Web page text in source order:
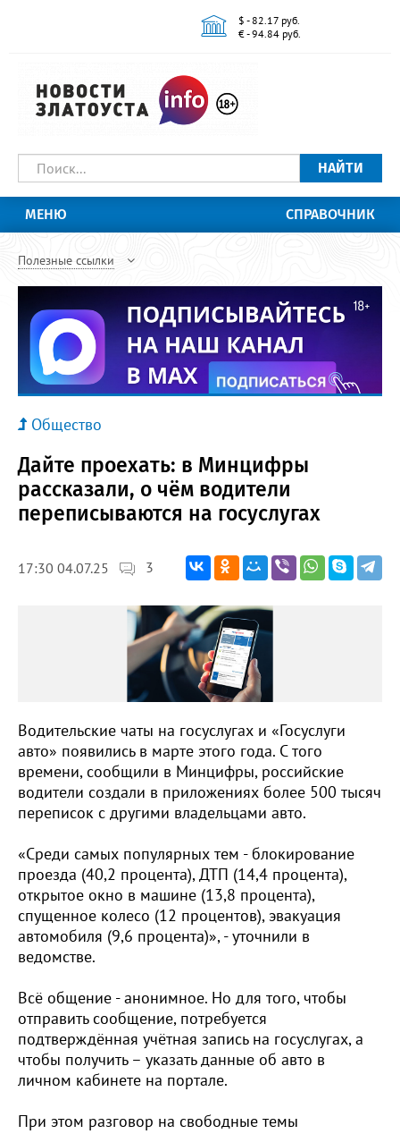
$ - 82.17 руб.
€ - 94.84 руб.
НАЙТИ
МЕНЮ СПРАВОЧНИК
Полезные ссылки
Общество
Дайте проехать: в Минцифры
рассказали, о чём водители
переписываются на госуслугах
17:30 04.07.25 3
Водительские чаты на госуслугах и «Госуслуги
авто» появились в марте этого года. С того
времени, сообщили в Минцифры, российские
водители создали в приложениях более 500 тысяч
переписок с другими владельцами авто.
«Среди самых популярных тем - блокирование
проезда (40,2 процента), ДТП (14,4 процента),
открытое окно в машине (13,8 процента),
спущенное колесо (12 процентов), эвакуация
автомобиля (9,6 процента)», - уточнили в
ведомстве.
Всё общение - анонимное. Но для того, чтобы
отправить сообщение, потребуется
подтверждённая учётная запись на госуслугах, а
чтобы получить – указать данные об авто в
личном кабинете на портале.
При этом разговор на свободные темы